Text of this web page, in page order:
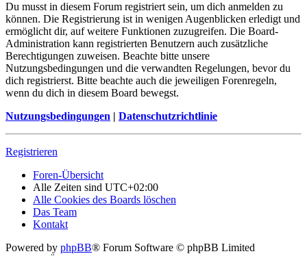
Du musst in diesem Forum registriert sein, um dich anmelden zu
können. Die Registrierung ist in wenigen Augenblicken erledigt und
ermöglicht dir, auf weitere Funktionen zuzugreifen. Die Board-
Administration kann registrierten Benutzern auch zusätzliche
Berechtigungen zuweisen. Beachte bitte unsere
Nutzungsbedingungen und die verwandten Regelungen, bevor du
dich registrierst. Bitte beachte auch die jeweiligen Forenregeln,
wenn du dich in diesem Board bewegst.
Nutzungsbedingungen | Datenschutzrichtlinie
Registrieren
Foren-Übersicht
Alle Zeiten sind UTC+02:00
Alle Cookies des Boards löschen
Das Team
Kontakt
Powered by phpBB® Forum Software © phpBB Limited